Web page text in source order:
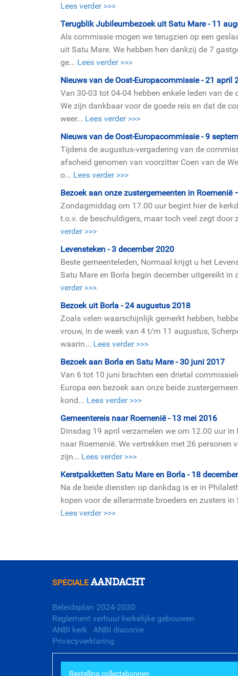
Lees verder >>>
Terugblik Jubileum­bezoek uit Satu Mare - 11
Als commissie mogen we terugzien op een
uit Satu Mare. We hebben hen dankzij de 7
ge... Lees verder >>>
Nieuws van de Oost-Europa­commissie - 21 april
Van 30-03 tot 04-04 hebben enkele leden van
We zijn dankbaar voor de goede reis en dat de
weer... Lees verder >>>
Nieuws van de Oost-Europa­commissie - 9
Tijdens de augustus-verga­dering van de
afscheid genomen van voorzitter Coen van de
o... Lees verder >>>
Bezoek aan onze zuster­gemeenten in Roemenië
Zondagmiddag om 17.00 uur begint hier de
t.o.v. de beschuldigers, maar toch veel zegt door
verder >>>
Levensteken - 3 december 2020
Beste gemeenteleden, Normaal krijgt u het
Satu Mare en Borla begin december uitgereikt
verder >>>
Bezoek uit Borla - 24 augustus 2018
Zoals velen waarschijnlijk gemerkt hebben,
vrouw, in de week van 4 t/m 11 augustus,
waarin... Lees verder >>>
Bezoek aan Borla en Satu Mare - 30 juni 2017
Van 6 tot 10 juni brachten een drietal
Europa een bezoek aan onze beide
kond... Lees verder >>>
Gemeentereis naar Roemenië - 13 mei 2016
Dinsdag 19 april verzamelen we om 12.00 uur
naar Roemenië. We vertrekken met 26
zijn... Lees verder >>>
Kerstpakketten Satu Mare en Borla - 18
Na de beide diensten op dankdag is er in
kopen voor de allerarmste broeders en zusters
Lees verder >>>
SPECIALEAANDACHT
Beleidsplan 2024-2030
Reglement verhuur kerkelijke gebouwen
ANBI kerk - ANBI diaconie
Privacyverklaring
Bestelling collectebonnen